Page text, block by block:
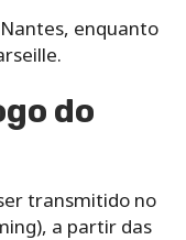
enquanto
do
transmitido no
a partir das